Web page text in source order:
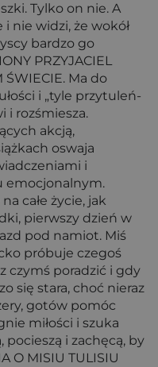
Tylko on nie. A
nie widzi, że wokół
bardzo go
PRZYJACIEL
ŚWIECIE. Ma do
i „tyle przytuleń-
i rozśmiesza.
akcją,
oswaja
i
emocjonalnym.
całe życie, jak
pierwszy dzień w
pod namiot. Miś
próbuje czegoś
czymś poradzić i gdy
się stara, choć nieraz
gotów pomóc
miłości i szuka
pocieszą i zachęcą, by
O MISIU TULISIU